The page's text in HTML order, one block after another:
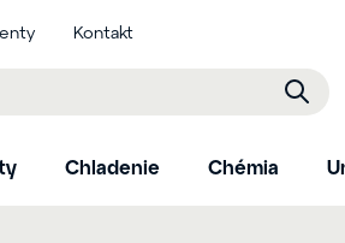
Kontakt
Chladenie Chémia